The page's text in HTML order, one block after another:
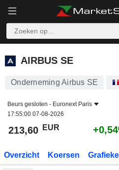
AIRBUS SE
AIRBUS SE
Onderneming Airbus SE
Beurs gesloten - Euronext Paris
17:55:00 07-08-2026
213,60 EUR
Overzicht Koersen